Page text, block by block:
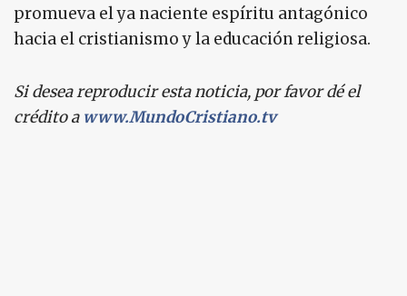
promueva el ya naciente espíritu antagónico
hacia el cristianismo y la educación religiosa.
Si desea reproducir esta noticia, por favor dé el
crédito a www.MundoCristiano.tv